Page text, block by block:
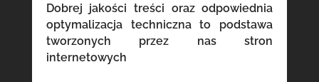
Dobrej jakości treści oraz odpowiednia
optymalizacja techniczna to podstawa
tworzonych przez nas stron
internetowych